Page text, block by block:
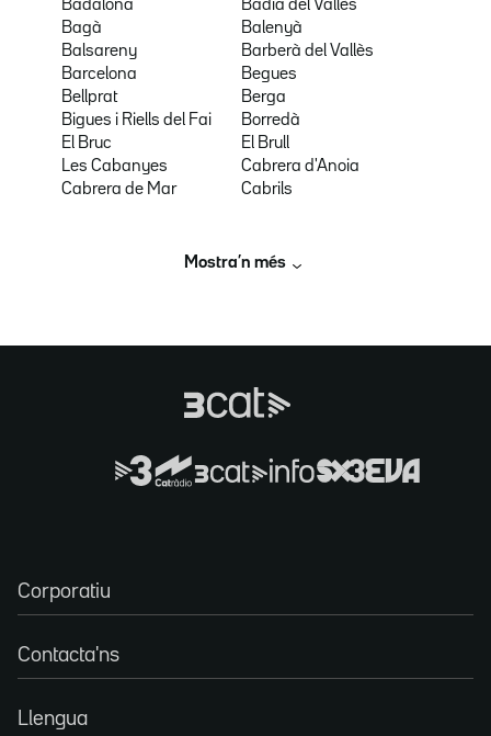
Badalona
Badia del Vallès
Bagà
Balenyà
Balsareny
Barberà del Vallès
Barcelona
Begues
Bellprat
Berga
Bigues i Riells del Fai
Borredà
El Bruc
El Brull
Les Cabanyes
Cabrera d'Anoia
Cabrera de Mar
Cabrils
Mostra’n més
Corporatiu
Contacta'ns
Llengua